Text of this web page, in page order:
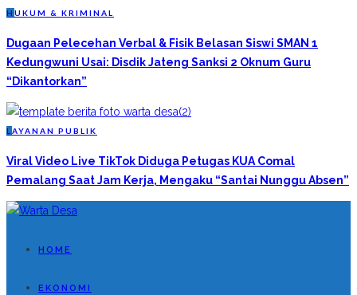
H UKUM & KRIMINAL
Dugaan Pelecehan Verbal & Fisik Belasan Siswi SMAN 1
Kedungwuni Usai: Disdik Jateng Sanksi 2 Oknum Guru
“Dikantorkan”
L AYANAN PUBLIK
Viral Video Live TikTok Diduga Petugas KUA Comal
Pemalang Saat Jam Kerja, Mengaku “Santai Nunggu Absen”
HOME
EKONOMI